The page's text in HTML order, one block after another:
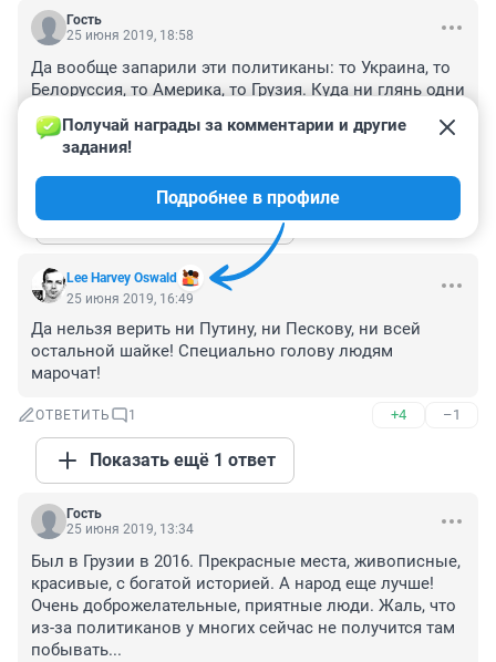
Гость
25 июня 2019, 18:58
Да вообще запарили эти политиканы: то Украина, то
Белоруссия, то Америка, то Грузия. Куда ни глянь одни
в раги. Натаскивают нас, как собак, чтобы мы весь
мир ненавидели(
ОТВЕТИТЬ 1 +2 –1
Показать ещё 1 ответ
Lee Harvey Oswald
Получай награды за комментарии и другие
задания!
Подробнее в профиле
25 июня 2019, 16:49
Да нельзя верить ни Путину, ни Пескову, ни всей
остальной шайке! Специально голову людям
марочат!
ОТВЕТИТЬ 1 +4 –1
Показать ещё 1 ответ
Гость
25 июня 2019, 13:34
Был в Грузии в 2016. Прекрасные места, живописные,
красивые, с богатой историей. А народ еще лучше!
Очень доброжелательные, приятные люди. Жаль, что
из-за политиканов у многих сейчас не получится там
побывать...